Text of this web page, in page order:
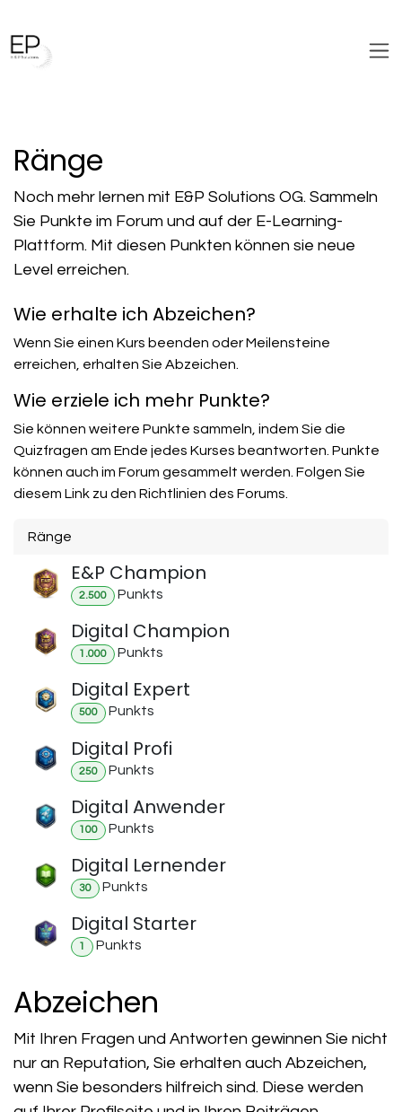
Ränge
Noch mehr lernen mit E&P Solutions OG. Sammeln
Sie Punkte im Forum und auf der E-Learning-
Plattform. Mit diesen Punkten können sie neue
Level erreichen.
Wie erhalte ich Abzeichen?
Wenn Sie einen Kurs beenden oder Meilensteine
erreichen, erhalten Sie Abzeichen.
Wie erziele ich mehr Punkte?
Sie können weitere Punkte sammeln, indem Sie die
Quizfragen am Ende jedes Kurses beantworten. Punkte
können auch im Forum gesammelt werden. Folgen Sie
diesem Link zu den Richtlinien des Forums.
Ränge
E&P Champion
2.500 Punkts
Digital Champion
1.000 Punkts
Digital Expert
500 Punkts
Digital Profi
250 Punkts
Digital Anwender
100 Punkts
Digital Lernender
30 Punkts
Digital Starter
1 Punkts
Abzeichen
Mit Ihren Fragen und Antworten gewinnen Sie nicht
nur an Reputation, Sie erhalten auch Abzeichen,
wenn Sie besonders hilfreich sind. Diese werden